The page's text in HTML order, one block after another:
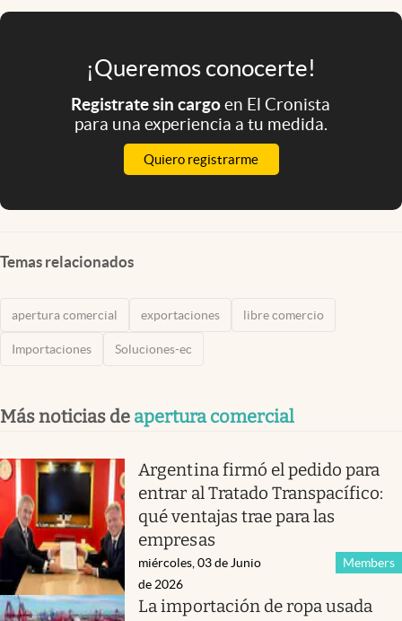
¡Queremos conocerte!
Registrate sin cargoen El Cronista
para una experiencia a tu medida.
Quiero registrarme
Temas relacionados
apertura comercial exportaciones libre comercio
Importaciones Soluciones-ec
Más noticias de apertura comercial
Argentina firmó el pedido para
entrar al Tratado Transpacífico:
qué ventajas trae para las
empresas
Members
miércoles, 03 de Junio
de 2026
La importación de ropa usada